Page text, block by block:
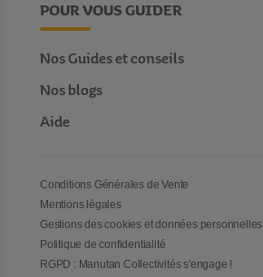
POUR VOUS GUIDER
Nos Guides et conseils
Nos blogs
Aide
Conditions Générales de Vente
Mentions légales
Gestions des cookies et données personnelles
Politique de confidentialité
RGPD : Manutan Collectivités s'engage !